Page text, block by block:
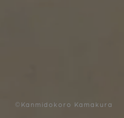
©Kanmidokoro Kamakura